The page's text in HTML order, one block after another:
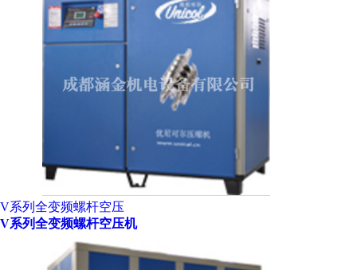
V系列全变频螺杆空压
V系列全变频螺杆空压机